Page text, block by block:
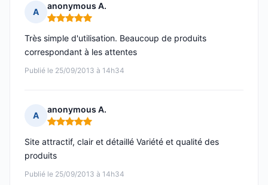
A
anonymous A.
Note : 5 sur 5
Publié le 25/09/2013 à 14h34
Très simple d'utilisation. Beaucoup de produits
correspondant à les attentes
A
anonymous A.
Note : 5 sur 5
Publié le 25/09/2013 à 14h34
Site attractif, clair et détaillé Variété et qualité des
produits